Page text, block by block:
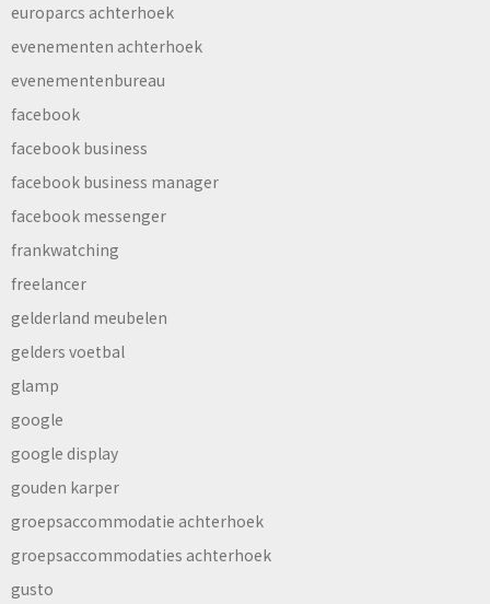
europarcs achterhoek
evenementen achterhoek
evenementenbureau
facebook
facebook business
facebook business manager
facebook messenger
frankwatching
freelancer
gelderland meubelen
gelders voetbal
glamp
google
google display
gouden karper
groepsaccommodatie achterhoek
groepsaccommodaties achterhoek
gusto